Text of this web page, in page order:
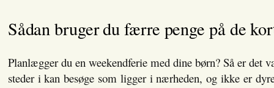
på
Sådan bruger du færre penge på de
Planlægger du en weekendferie med dine børn? Så er det
steder i kan besøge som ligger i nærheden, og ikke er